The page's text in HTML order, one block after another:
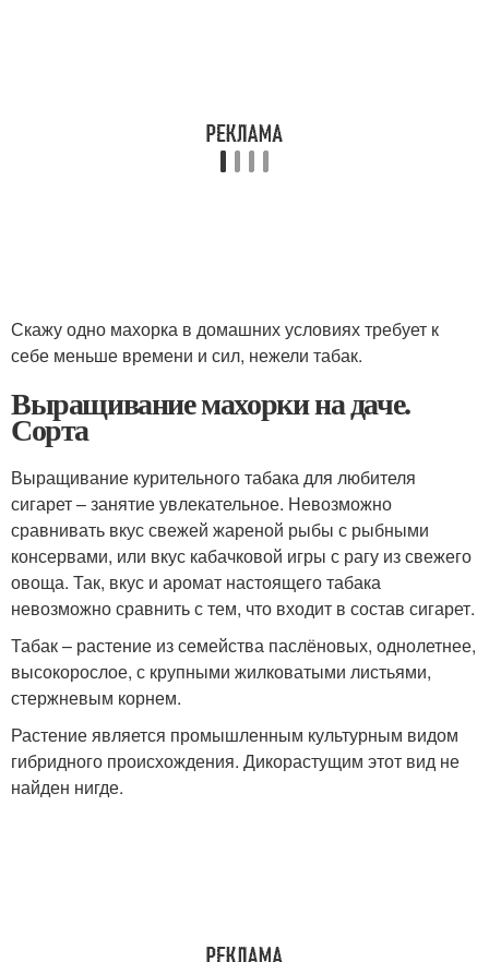
Скажу одно махорка в домашних условиях требует к
себе меньше времени и сил, нежели табак.
Выращивание махорки на даче.
Сорта
Выращивание курительного табака для любителя
сигарет – занятие увлекательное. Невозможно
сравнивать вкус свежей жареной рыбы с рыбными
консервами, или вкус кабачковой игры с рагу из свежего
овоща. Так, вкус и аромат настоящего табака
невозможно сравнить с тем, что входит в состав сигарет.
Табак – растение из семейства паслёновых, однолетнее,
высокорослое, с крупными жилковатыми листьями,
стержневым корнем.
Растение является промышленным культурным видом
гибридного происхождения. Дикорастущим этот вид не
найден нигде.